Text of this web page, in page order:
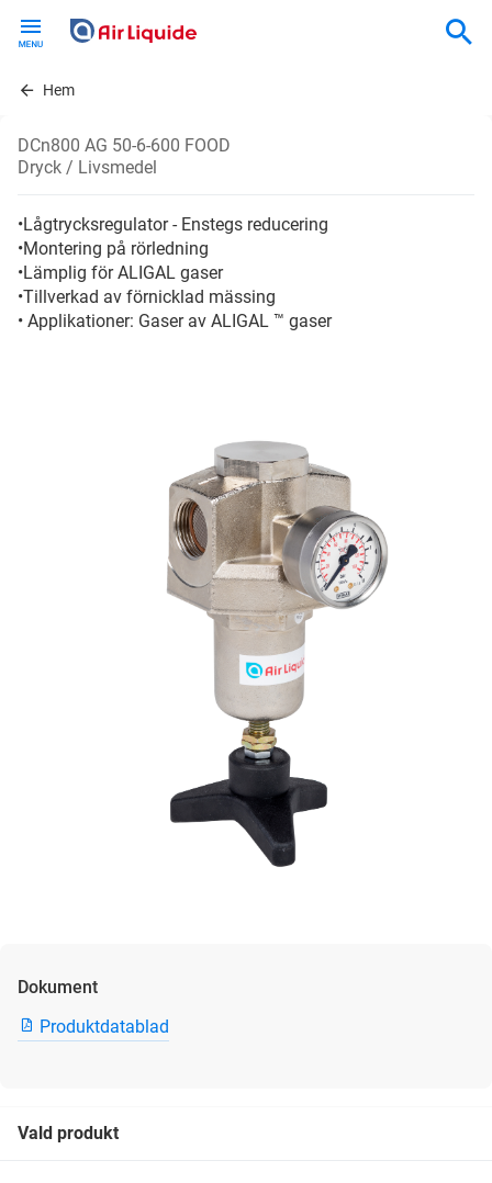
contentHem
DCn800 AG 50-6-600 FOOD
Dryck / Livsmedel
•Lågtrycksregulator - Enstegs reducering
•Montering på rörledning
•Lämplig för ALIGAL gaser
•Tillverkad av förnicklad mässing
• Applikationer: Gaser av ALIGAL ™ gaser
Dokument
Produktdatablad
Vald produkt